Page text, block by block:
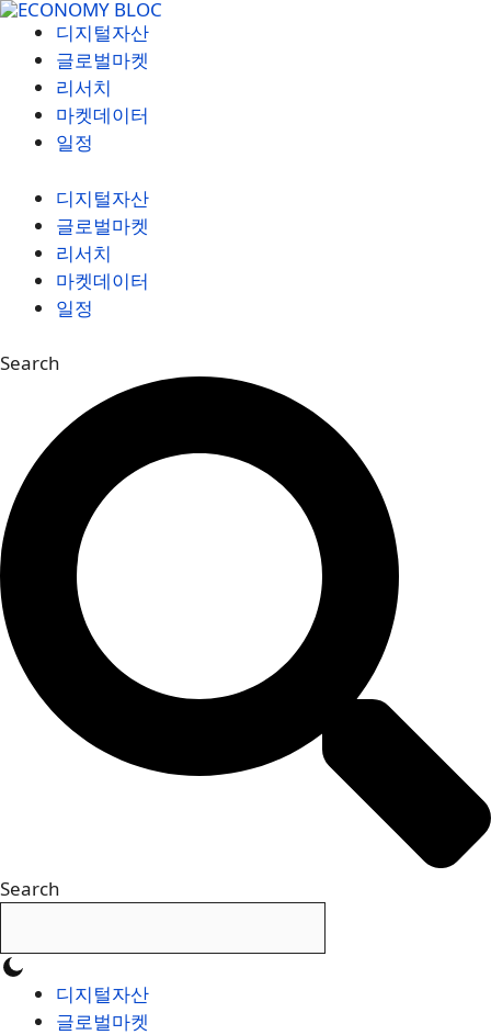
컨
디지털자산
글로벌마켓
리서치
마켓데이터
일정
디지털자산
글로벌마켓
리서치
마켓데이터
일정
Search
Search
디지털자산
글로벌마켓